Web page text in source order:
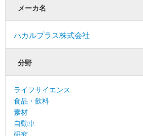
メーカ名
ハカルプラス株式会社
分野
ライフサイエンス
食品・飲料
素材
自動車